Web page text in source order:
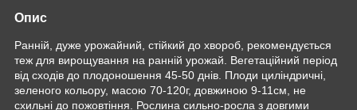
Опис
Pанній, дуже урожайний, стійкий до хвороб, рекомендується
теж для вирощування на ранній урожай. Вегетаційний період
від сходів до плодоношення 45-50 днів. Плоди циліндричні,
зеленого кольору, масою 70-120г, довжиною 9-11см, не
схильні до пожовтіння. Рослина сильно-росла з довгими